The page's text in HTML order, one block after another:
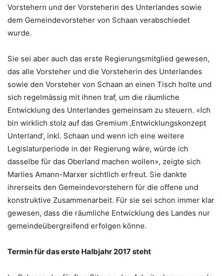
Vorstehern und der Vorsteherin des Unterlandes sowie
dem Gemeindevorsteher von Schaan verabschiedet
wurde.
Sie sei aber auch das erste Regierungsmitglied gewesen,
das alle Vorsteher und die Vorsteherin des Unterlandes
sowie den Vorsteher von Schaan an einen Tisch holte und
sich regelmässig mit ihnen traf, um die räumliche
Entwicklung des Unterlandes gemeinsam zu steuern. «Ich
bin wirklich stolz auf das Gremium ‚Entwicklungskonzept
Unterland‘, inkl. Schaan und wenn ich eine weitere
Legislaturperiode in der Regierung wäre, würde ich
dasselbe für das Oberland machen wollen», zeigte sich
Marlies Amann-Marxer sichtlich erfreut. Sie dankte
ihrerseits den Gemeindevorstehern für die offene und
konstruktive Zusammenarbeit. Für sie sei schon immer klar
gewesen, dass die räumliche Entwicklung des Landes nur
gemeindeübergreifend erfolgen könne.
Termin für das erste Halbjahr 2017 steht